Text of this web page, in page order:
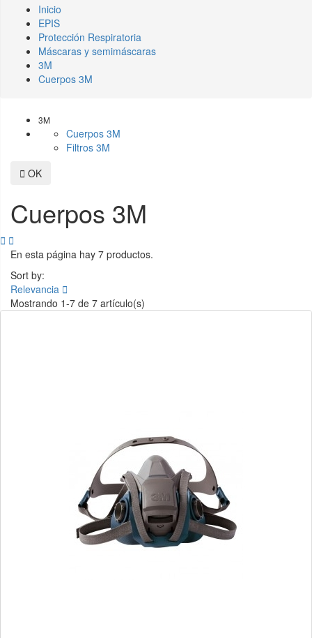
Inicio
EPIS
Protección Respiratoria
Máscaras y semimáscaras
3M
Cuerpos 3M
3M
Cuerpos 3M
Filtros 3M
 OK
Cuerpos 3M
 
En esta página hay 7 productos.
Sort by:
Relevancia 
Mostrando 1-7 de 7 artículo(s)